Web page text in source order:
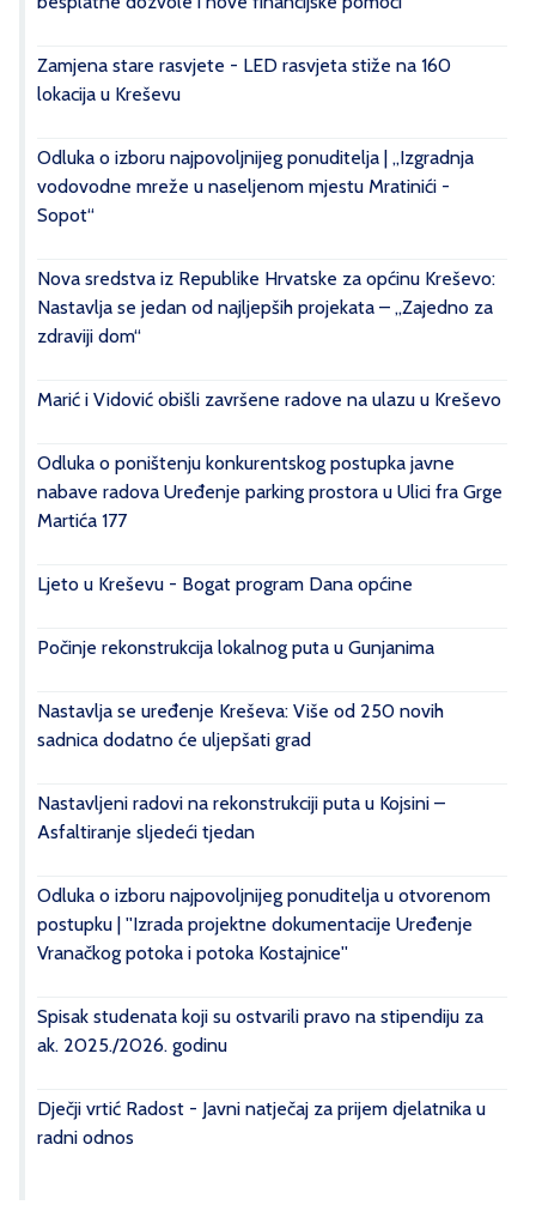
Zamjena stare rasvjete - LED rasvjeta stiže na 160
lokacija u Kreševu
Odluka o izboru najpovoljnijeg ponuditelja | „Izgradnja
vodovodne mreže u naseljenom mjestu Mratinići -
Sopot“
Nova sredstva iz Republike Hrvatske za općinu Kreševo:
Nastavlja se jedan od najljepših projekata – „Zajedno za
zdraviji dom“
Marić i Vidović obišli završene radove na ulazu u Kreševo
Odluka o poništenju konkurentskog postupka javne
nabave radova Uređenje parking prostora u Ulici fra Grge
Martića 177
Ljeto u Kreševu - Bogat program Dana općine
Počinje rekonstrukcija lokalnog puta u Gunjanima
Nastavlja se uređenje Kreševa: Više od 250 novih
sadnica dodatno će uljepšati grad
Nastavljeni radovi na rekonstrukciji puta u Kojsini –
Asfaltiranje sljedeći tjedan
Odluka o izboru najpovoljnijeg ponuditelja u otvorenom
postupku | ''Izrada projektne dokumentacije Uređenje
Vranačkog potoka i potoka Kostajnice''
Spisak studenata koji su ostvarili pravo na stipendiju za
ak. 2025./2026. godinu
Dječji vrtić Radost - Javni natječaj za prijem djelatnika u
radni odnos